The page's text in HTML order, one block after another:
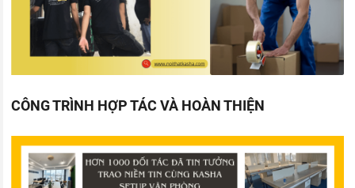
CÔNG TRÌNH HỢP TÁC VÀ HOÀN THIỆN